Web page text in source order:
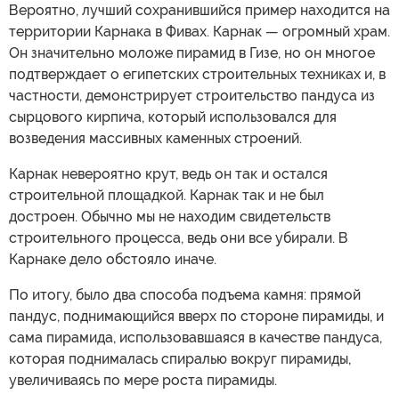
Вероятно, лучший сохранившийся пример находится на
территории Карнака в Фивах. Карнак — огромный храм.
Он значительно моложе пирамид в Гизе, но он многое
подтверждает о египетских строительных техниках и, в
частности, демонстрирует строительство пандуса из
сырцового кирпича, который использовался для
возведения массивных каменных строений.
Карнак невероятно крут, ведь он так и остался
строительной площадкой. Карнак так и не был
достроен. Обычно мы не находим свидетельств
строительного процесса, ведь они все убирали. В
Карнаке дело обстояло иначе.
По итогу, было два способа подъема камня: прямой
пандус, поднимающийся вверх по стороне пирамиды, и
сама пирамида, использовавшаяся в качестве пандуса,
которая поднималась спиралью вокруг пирамиды,
увеличиваясь по мере роста пирамиды.